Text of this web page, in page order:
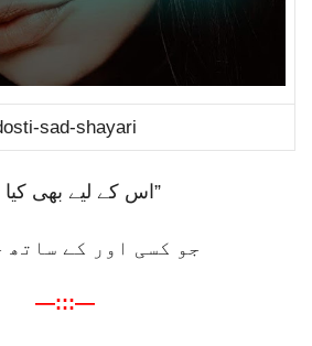
sad-shayari
اس کے لیے بھی کیا ”
جو کسی اور کے ساتھ
—:::—